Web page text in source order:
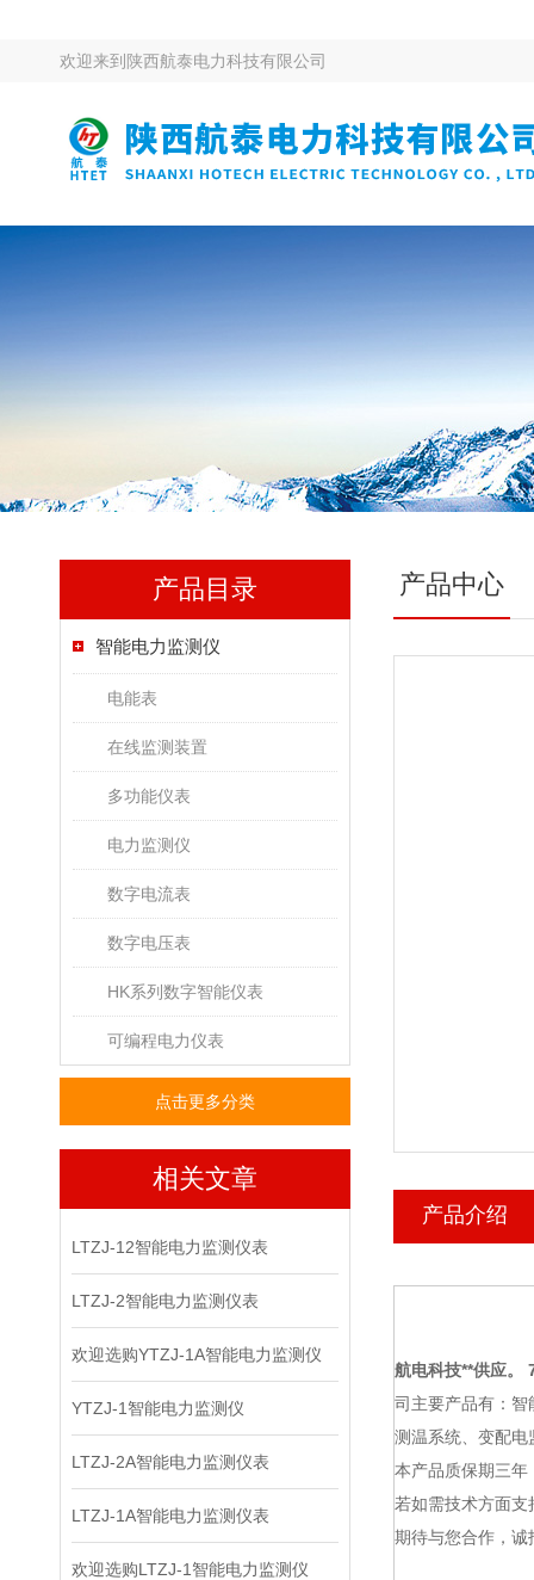
欢迎来到 陕西航泰电力科技有限公司
产品目录
智能电力监测仪
电能表
在线监测装置
多功能仪表
电力监测仪
数字电流表
数字电压表
HK系列数字智能仪表
可编程电力仪表
点击更多分类
相关文章
LTZJ-12智能电力监测仪表
LTZJ-2智能电力监测仪表
欢迎选购YTZJ-1A智能电力监测仪
YTZJ-1智能电力监测仪
LTZJ-2A智能电力监测仪表
LTZJ-1A智能电力监测仪表
欢迎选购LTZJ-1智能电力监测仪
产品中心
产品介绍
航电科技**供应。
司主要产品有：智
测温系统、变配电
本产品质保期三年
若如需技术方面
期待与您合作，